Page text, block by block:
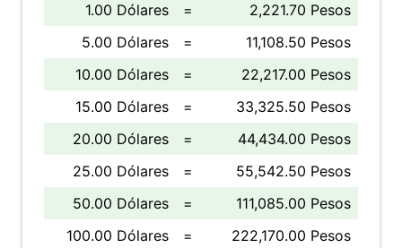
1.00 Dólares =
2,221.70 Pesos
5.00 Dólares
=
11,108.50 Pesos
10.00 Dólares
=
22,217.00 Pesos
15.00 Dólares
=
33,325.50 Pesos
20.00 Dólares
=
44,434.00 Pesos
25.00 Dólares
=
55,542.50 Pesos
50.00 Dólares
=
111,085.00 Pesos
100.00 Dólares
=
222,170.00 Pesos